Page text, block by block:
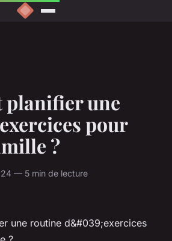
planifier une
pour
?
— 5 min de lecture